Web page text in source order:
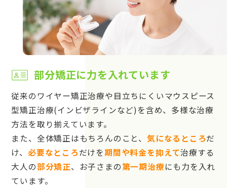
部分矯正に力を入れています
従来のワイヤー矯正治療や目立ちにくいマウスピース
型矯正治療(インビザラインなど)を含め、多様な治療
方法を取り揃えています。
また、全体矯正はもちろんのこと、 気になるところだ
け、 必要なところだけを期間や料金を抑えて治療する
大人の部分矯正、お子さまの第一期治療にも力を入れ
ています。